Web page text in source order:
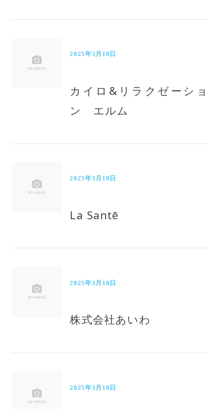
2025年3月10日
カイロ&リラクゼーショ
ン エルム
2025年3月10日
La Santē
2025年3月10日
株式会社あいわ
2025年3月10日